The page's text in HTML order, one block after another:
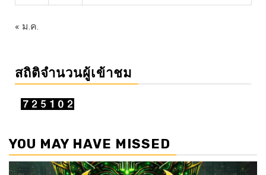
« ม.ค.
สถิติจำนวนผู้เข้าชม
YOU MAY HAVE MISSED